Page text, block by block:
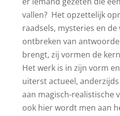
vallen? Het opzettelijk
raadsels, mysteries en
ontbreken van
brengt, zij vormen de
Het werk is in zijn vorm
uiterst actueel,
aan magisch-realistische
ook hier wordt men aan